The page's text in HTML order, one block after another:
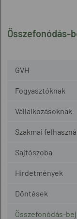
Összefonódás-
GVH
Fogyasztóknak
Vállalkozásoknak
Szakmai
Sajtószoba
Hirdetmények
Döntések
Összefonódás-